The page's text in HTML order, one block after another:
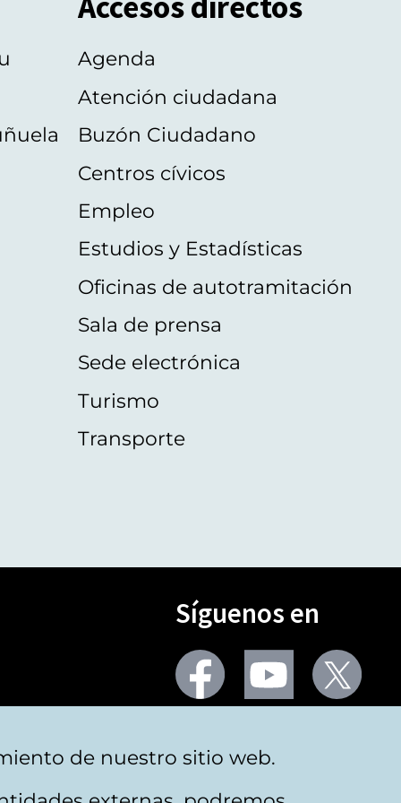
Agenda
Atención ciudadana
Buzón Ciudadano
Centros cívicos
Empleo
Estudios y Estadísticas
Oficinas de autotramitación
Sala de prensa
Sede electrónica
Turismo
Transporte
Síguenos en
Seguir
en
facebook
Seguir
en
youtubeX
de nuestro sitio web.